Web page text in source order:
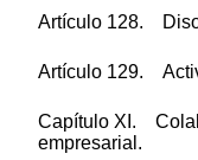
Artículo 128.
Artículo 129.
Capítulo XI.
empresarial.